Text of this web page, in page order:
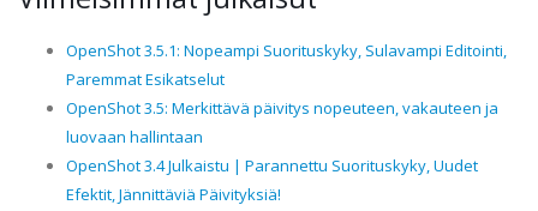
OpenShot 3.5.1: Nopeampi Suorituskyky, Sulavampi Editointi,
Paremmat Esikatselut
OpenShot 3.5: Merkittävä päivitys nopeuteen, vakauteen ja
luovaan hallintaan
OpenShot 3.4 Julkaistu | Parannettu Suorituskyky, Uudet
Efektit, Jännittäviä Päivityksiä!